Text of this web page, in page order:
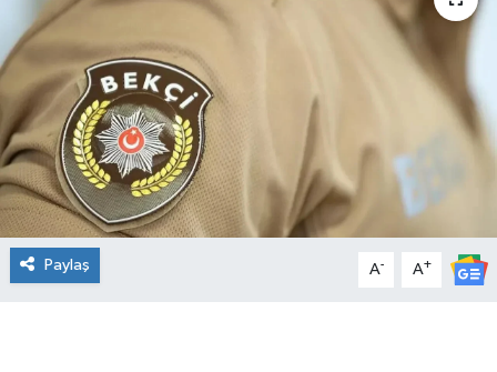
Paylaş A- A+